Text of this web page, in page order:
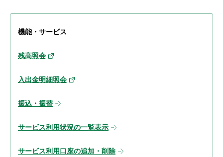
機能・サービス
残高照会
入出金明細照会
振込・振替
サービス利用状況の一覧表示
サービス利用口座の追加・削除